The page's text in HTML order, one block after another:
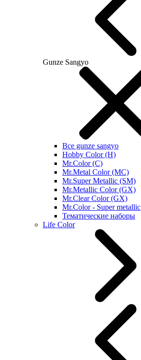
Gunze Sangyo
Все gunze sangyo
Hobby Color (H)
Mr.Color (C)
Mr.Metal Color (MC)
Mr.Super Metallic (SM)
Mr.Metallic Color (GX)
Mr.Clear Color (GX)
Mr.Color - Super metallic
Тематические наборы
Life Color